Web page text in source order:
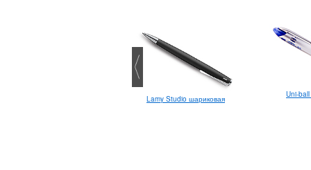
Lamy Studio шариковая Uni-